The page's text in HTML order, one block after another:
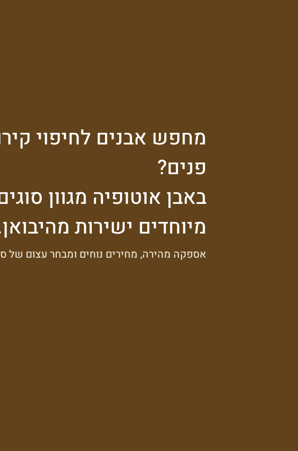
מחפש אבנים לחיפוי
פנים?
באבן אוטופיה מגוון
מיוחדים ישירות
אספקה מהירה, מחירים נוחים ומבחר עצום של